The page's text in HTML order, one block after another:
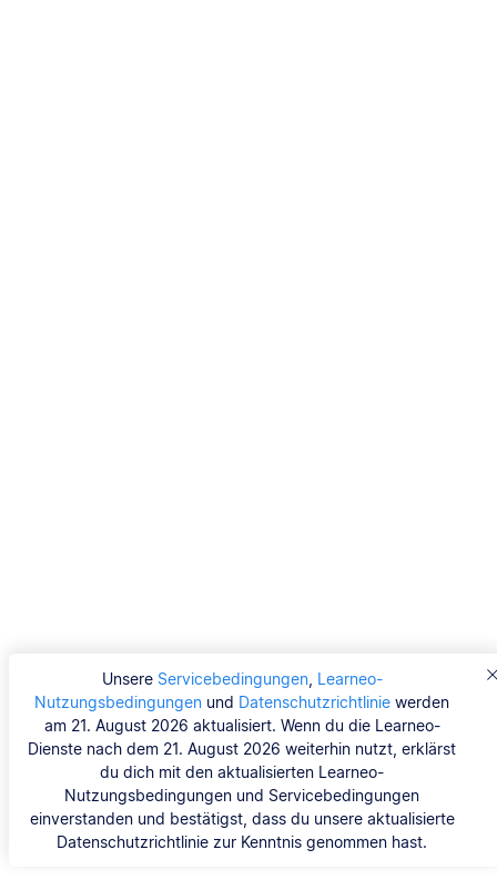
Unsere Servicebedingungen, Learneo-
Nutzungsbedingungen und Datenschutzrichtlinie werden
am 21. August 2026 aktualisiert. Wenn du die Learneo-
Dienste nach dem 21. August 2026 weiterhin nutzt, erklärst
du dich mit den aktualisierten Learneo-
Nutzungsbedingungen und Servicebedingungen
einverstanden und bestätigst, dass du unsere aktualisierte
Datenschutzrichtlinie zur Kenntnis genommen hast.